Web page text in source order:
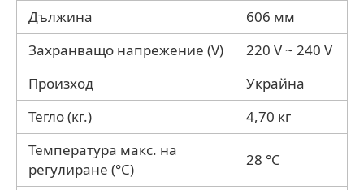
Дължина
606 мм
Захранващо напрежение (V)
220 V ~ 240 V
Произход
Украйна
Тегло (кг.)
4,70 кг
Температура макс. на
регулиране (°C)
28 °C